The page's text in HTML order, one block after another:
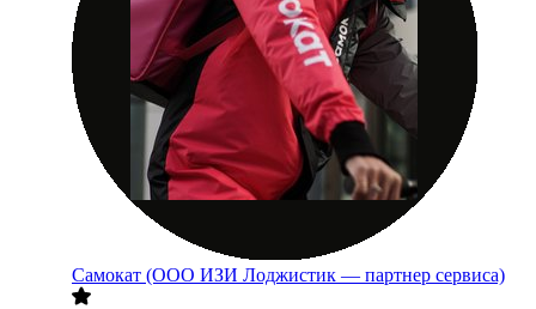
Самокат (ООО ИЗИ Лоджистик — партнер сервиса)